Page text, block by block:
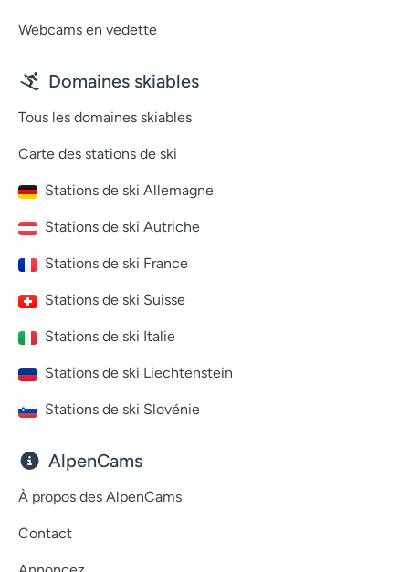
Webcams en vedette
Domaines skiables
Tous les domaines skiables
Carte des stations de ski
Stations de ski Allemagne
Stations de ski Autriche
Stations de ski France
Stations de ski Suisse
Stations de ski Italie
Stations de ski Liechtenstein
Stations de ski Slovénie
AlpenCams
À propos des AlpenCams
Contact